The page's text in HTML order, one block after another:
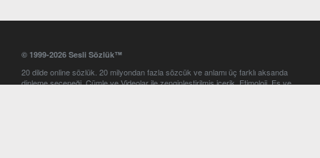
© 1999-2026 Sesli Sözlük™
20 dilde online sözlük. 20 milyondan fazla sözcük ve anlamı üç farklı aksanda
dinleme seçeneği. Cümle ve Videolar ile zenginleştirilmiş içerik. Etimoloji, Eş ve